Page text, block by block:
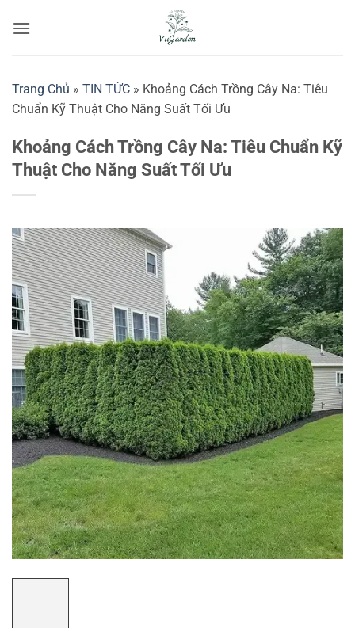
qua
Trang Chủ » TIN TỨC » Khoảng Cách Trồng Cây Na: Tiêu
Chuẩn Kỹ Thuật Cho Năng Suất Tối Ưu
Khoảng Cách Trồng Cây Na: Tiêu Chuẩn Kỹ
Thuật Cho Năng Suất Tối Ưu